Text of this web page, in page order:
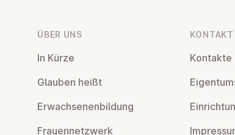
ÜBER UNS
In Kürze
Glauben heißt
Er­wach­se­nen­bil­dung
Frau­en­netz­werk
Kontakte